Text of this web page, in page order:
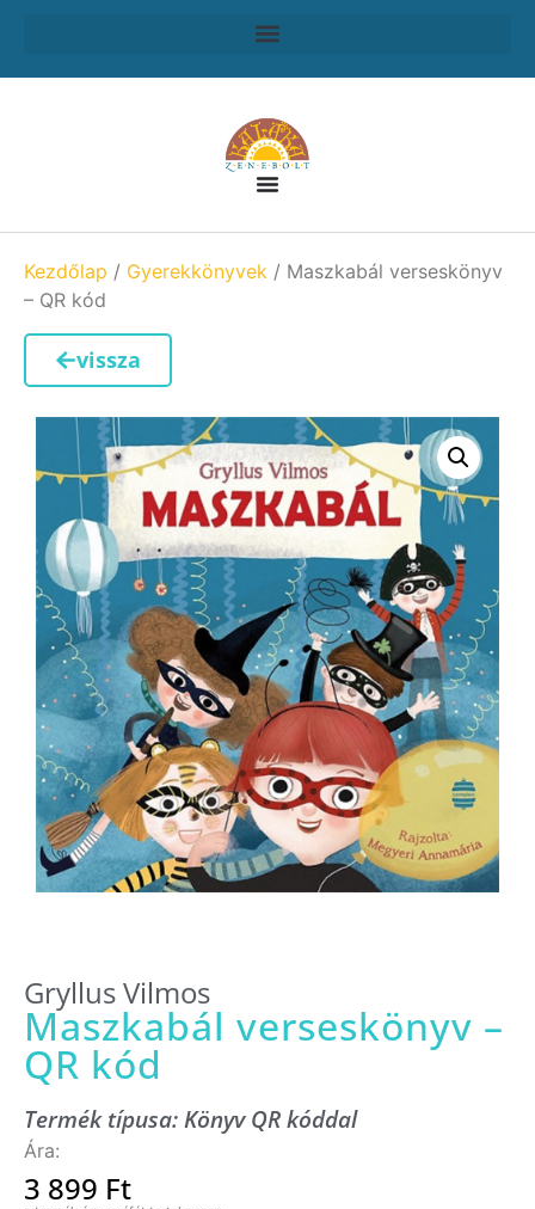
Kezdőlap / Gyerekkönyvek / Maszkabál verseskönyv
– QR kód
vissza
Gryllus Vilmos
Maszkabál verseskönyv –
QR kód
Termék típusa:Könyv QR kóddal
3 899 Ft